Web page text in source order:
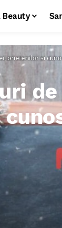
Beauty
prietenilor si